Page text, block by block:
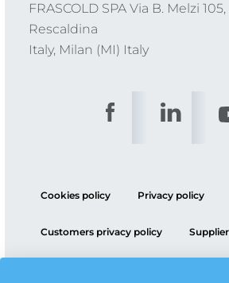
FRASCOLD SPA Via B. Melzi
Rescaldina
Italy, Milan (MI) Italy
Cookies policy Privacy policy
Customers privacy policy